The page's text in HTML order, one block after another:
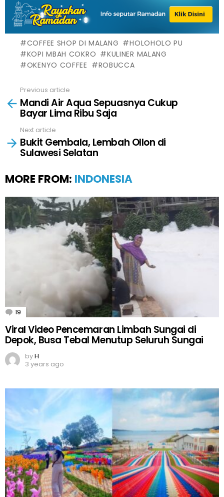
COFFEE SHOP DI MALANG
HOLOHOLO PU
KOPI MBAH COKRO
KULINER MALANG
OKENYO COFFEE
ROBUCCA
more
Previous article
Mandi Air Aqua Sepuasnya Cukup
Bayar Lima Ribu Saja
Next article
Bukit Gembala, Lembah Ollon di
Sulawesi Selatan
MORE FROM: INDONESIA
19 Comments
Viral Video Pencemaran Limbah Sungai di
Depok, Busa Tebal Menutup Seluruh Sungai
byH
3 years ago